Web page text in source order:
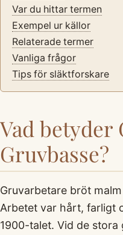
Var du hittar termen
Exempel ur källor
Relaterade termer
Vanliga frågor
Tips för släktforskare
Vad betyder
Gruvbasse?
Gruvarbetare bröt
Arbetet var hårt, farligt
1900-talet. Vid de stora